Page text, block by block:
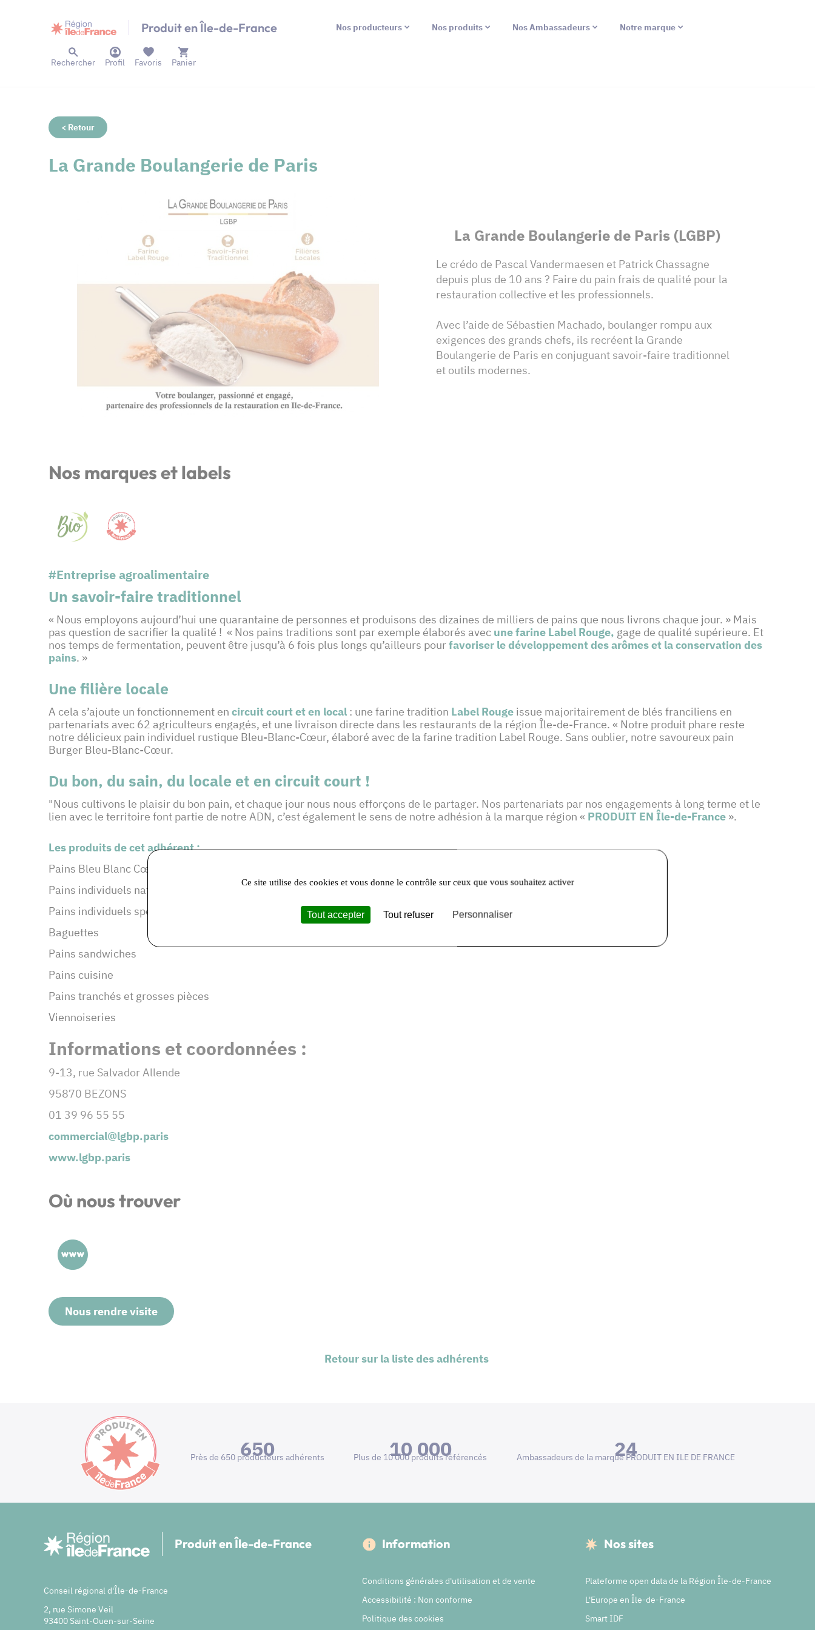
Produit en Île-de-France Nos producteurs Nos produits Nos Ambassadeurs Notre marque
Rechercher Profil Panier
Favoris
< Retour
La Grande Boulangerie de Paris
La Grande Boulangerie de Paris (LGBP)
Le crédo de Pascal Vandermaesen et Patrick Chassagne
depuis plus de 10 ans ? Faire du pain frais de qualité pour la
restauration collective et les professionnels.
Avec l’aide de Sébastien Machado, boulanger rompu aux
exigences des grands chefs, ils recréent la Grande
Boulangerie de Paris en conjuguant savoir-faire traditionnel
et outils modernes.
Nos marques et labels
#Entreprise agroalimentaire
Un savoir-faire traditionnel
« Nous employons aujourd’hui une quarantaine de personnes et produisons des dizaines de milliers de pains que nous livrons chaque jour. » Mais
pas question de sacrifier la qualité ! « Nos pains traditions sont par exemple élaborés avec une farine Label Rouge, gage de qualité supérieure. Et
nos temps de fermentation, peuvent être jusqu’à 6 fois plus longs qu’ailleurs pourfavoriser le développement des arômes et la conservation des
pains. »
Une filière locale
A cela s’ajoute un fonctionnement en circuit court et en local : une farine tradition Label Rouge issue majoritairement de blés franciliens en
partenariats avec 62 agriculteurs engagés, et une livraison directe dans les restaurants de la région Île-de-France. « Notre produit phare reste
notre délicieux pain individuel rustique Bleu-Blanc-Cœur, élaboré avec de la farine tradition Label Rouge. Sans oublier, notre savoureux pain
Burger Bleu-Blanc-Cœur.
Du bon, du sain, du locale et en circuit court !
"Nous cultivons le plaisir du bon pain, et chaque jour nous nous efforçons de le partager. Nos partenariats par nos engagements à long terme et le
lien avec le territoire font partie de notre ADN, c’est également le sens de notre adhésion à la marque région « PRODUIT EN Île-de-France ».
Les produits de cet adhérent :
Pains Bleu Blanc Cœur
Pains individuels natures
Pains individuels spéciaux
Baguettes
Pains sandwiches
Pains cuisine
Pains tranchés et grosses pièces
Viennoiseries
Informations et coordonnées :
9-13, rue Salvador Allende
95870 BEZONS
01 39 96 55 55
commercial@lgbp.paris
www.lgbp.paris
Où nous trouver
Nous rendre visite
Retour sur la liste des adhérents
650
Près de 650 producteurs adhérents 10 000
Plus de 10 000 produits référencés 24
Ambassadeurs de la marque PRODUIT EN ILE DE FRANCE
Produit en Île-de-France
Conseil régional d'Île-de-France
2, rue Simone Veil
93400 Saint-Ouen-sur-Seine
Information
Conditions générales d'utilisation et de vente
Accessibilité : Non conforme
Politique des cookies
Nos sites
Plateforme open data de la Région Île-de-France
L'Europe en Île-de-France
Smart IDF
Ce site utilise des cookies et vous donne le contrôle sur ceux que vous souhaitez activer
Tout accepter Tout refuser Personnaliser